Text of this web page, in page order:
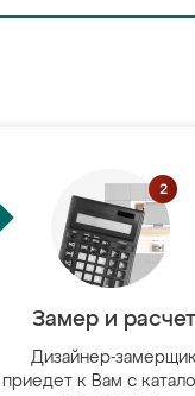
Замер и расчет
Дизайнер-замерщик
приедет к Вам с